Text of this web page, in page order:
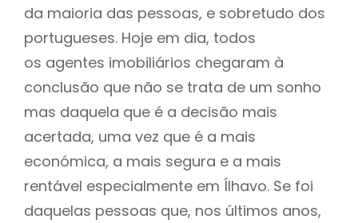
da maioria das pessoas, e sobretudo dos
portugueses. Hoje em dia, todos
os agentes imobiliários chegaram à
conclusão que não se trata de um sonho
mas daquela que é a decisão mais
acertada, uma vez que é a mais
económica, a mais segura e a mais
rentável especialmente em Ílhavo. Se foi
daquelas pessoas que, nos últimos anos,